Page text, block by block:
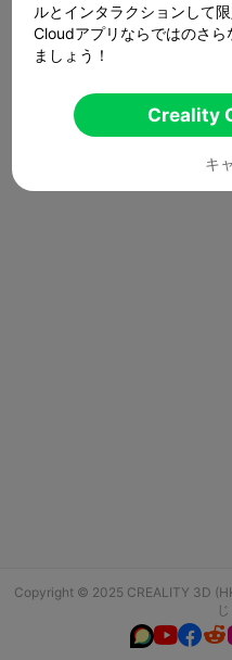
Copyright © 2025 CREALITY 3D

ルとインタラクションして
Cloudアプリならではのさ
ましょう！
Creality
キ